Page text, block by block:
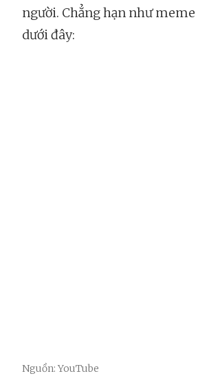
người. Chẳng hạn như
dưới đây:
Nguồn: YouTube